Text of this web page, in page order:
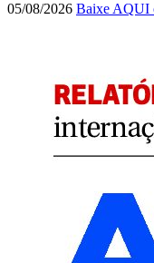
05/08/2026 Baixe AQUI